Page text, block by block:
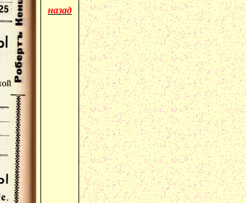
назад